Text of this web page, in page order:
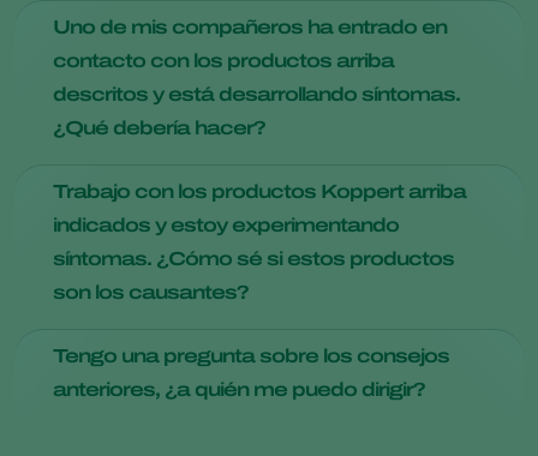
recomiendan para prevenir el posible desarrollo de una
alergia.
Uno de mis compañeros ha entrado en
contacto con los productos arriba
descritos y está desarrollando síntomas.
¿Qué debería hacer?
de seguridad e higiene o con tu médico.
Trabajo con los productos Koppert arriba
indicados y estoy experimentando
síntomas. ¿Cómo sé si estos productos
son los causantes?
reacción alérgica. Una alergia también puede ser causada
por otros desencadenantes o una combinación de estos en
Tengo una pregunta sobre los consejos
anteriores, ¿a quién me puedo dirigir?